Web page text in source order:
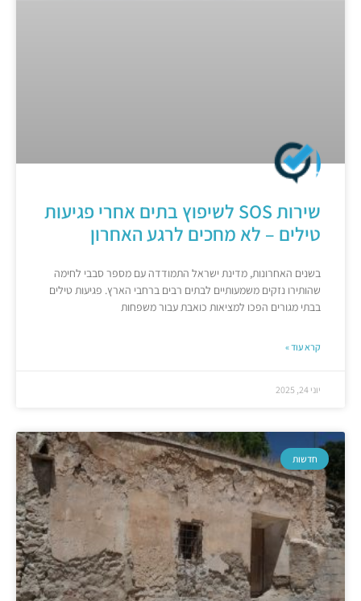
שירות SOS לשיפוץ בתים אחרי פגיעות
טילים – לא מחכים לרגע האחרון
בשנים האחרונות, מדינת ישראל התמודדה עם מספר סבבי לחימה
שהותירו נזקים משמעותיים לבתים רבים ברחבי הארץ. פגיעות טילים
בבתי מגורים הפכו למציאות כואבת עבור משפחות
קרא עוד »
יוני 24, 2025
חדשות